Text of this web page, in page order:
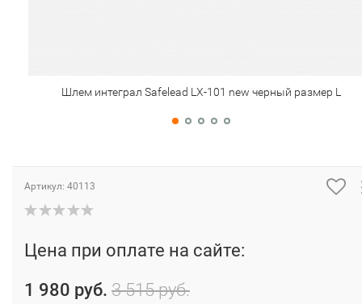
Шлем интеграл Safelead LX-101 new черный размер L
Артикул: 40113
Цена при оплате на сайте:
1 980 руб. 3 515 руб.